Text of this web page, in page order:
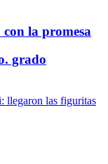
la promesa
grado